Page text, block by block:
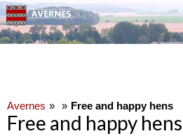
Avernes Free and happy hens
Free and happy hens